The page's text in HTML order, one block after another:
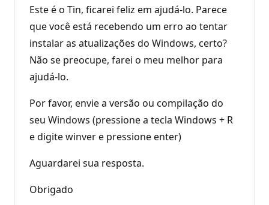
e
r
e
p
u
a
Este é o Tin, ficarei feliz em ajudá-lo. Parece
que você está recebendo um erro ao tentar
instalar as atualizações do Windows, certo?
Não se preocupe, farei o meu melhor para
ajudá-lo.
Por favor, envie a versão ou compilação do
seu Windows (pressione a tecla Windows + R
e digite winver e pressione enter)
Aguardarei sua resposta.
Obrigado